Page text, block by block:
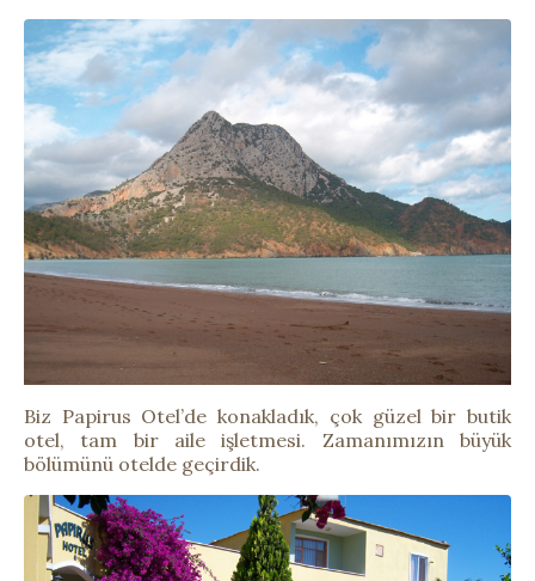
Biz Papirus Otel’de konakladık, çok güzel bir butik
otel, tam bir aile işletmesi. Zamanımızın büyük
bölümünü otelde geçirdik.